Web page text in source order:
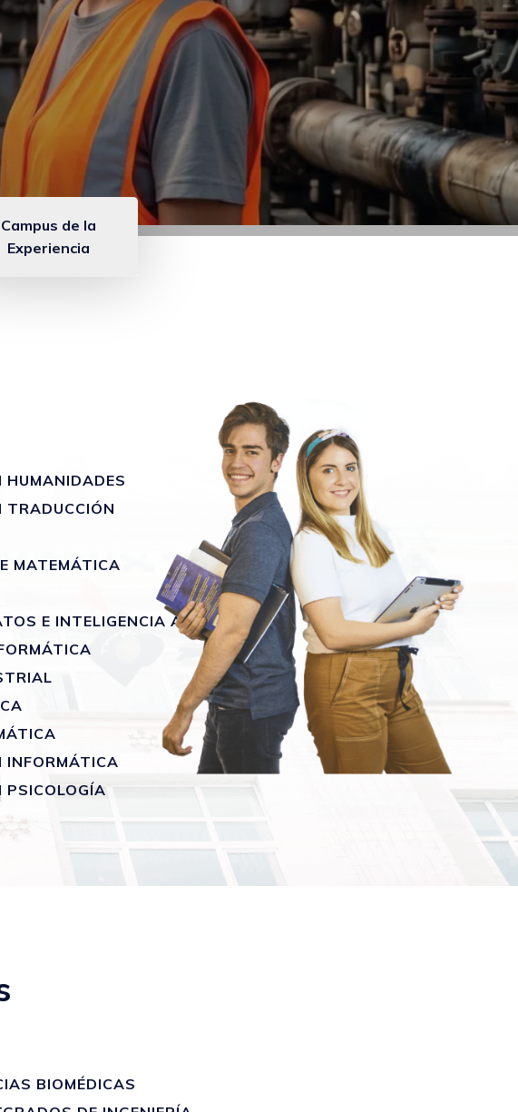
Campus de la
Experiencia
HUMANIDADES
TRADUCCIÓN
MATEMÁTICA
E INTELIGENCIA ARTIFICIAL
INFORMÁTICA
PSICOLOGÍA
BIOMÉDICAS